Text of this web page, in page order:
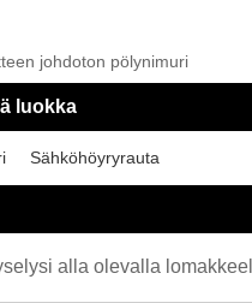
johdoton pölynimuri
luokka
Sähköhöyryrauta
alla olevalla